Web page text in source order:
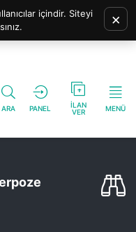
ARA PANEL
İLAN
VER
MENÜ
içindir. Siteyi
×